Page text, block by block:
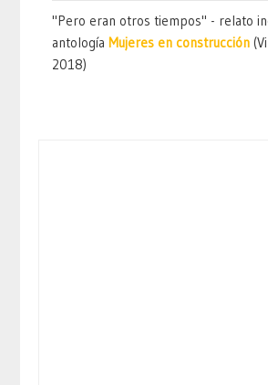
"Pero eran otros tiempos" - relato
antologíaMujeres en construcción
2018)